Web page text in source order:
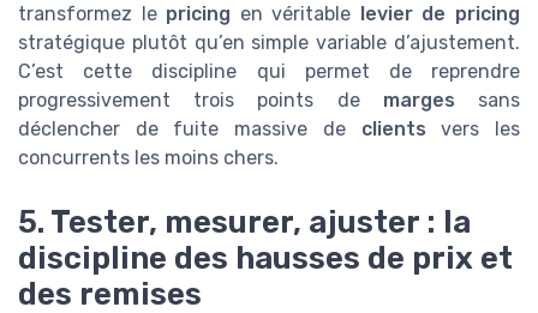
transformez le pricing en véritable levier de pricing
stratégique plutôt qu’en simple variable d’ajustement.
C’est cette discipline qui permet de reprendre
progressivement trois points de marges sans
déclencher de fuite massive de clients vers les
concurrents les moins chers.
5. Tester, mesurer, ajuster : la
discipline des hausses de prix et
des remises